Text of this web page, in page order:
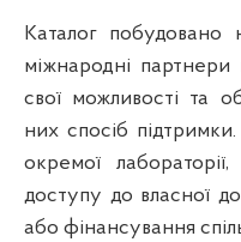
Каталог побудовано
міжнародні
свої можливості та
них спосіб
окремої
доступу до власної
або фінансування